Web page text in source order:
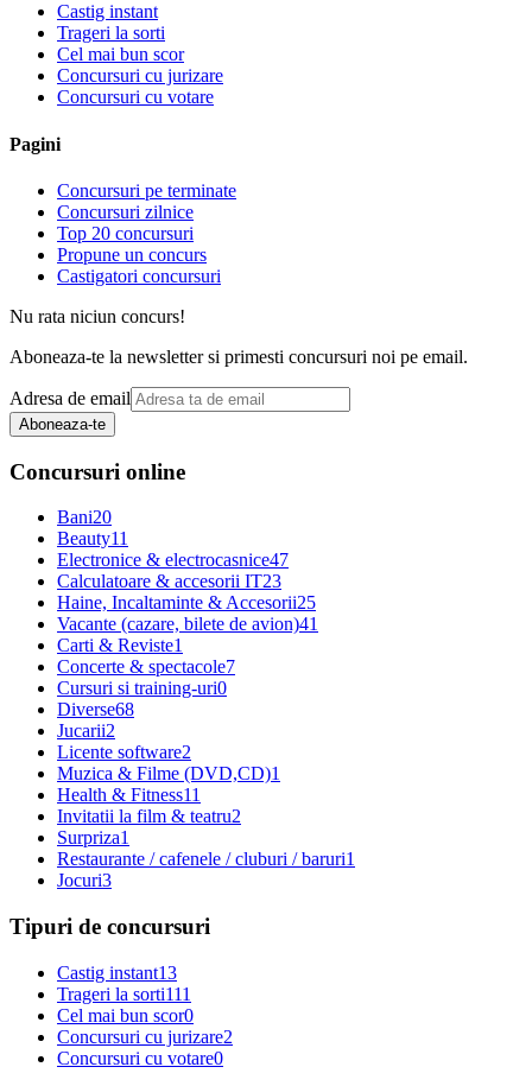
Castig instant
Trageri la sorti
Cel mai bun scor
Concursuri cu jurizare
Concursuri cu votare
Pagini
Concursuri pe terminate
Concursuri zilnice
Top 20 concursuri
Propune un concurs
Castigatori concursuri
Nu rata niciun concurs!
Aboneaza-te la newsletter si primesti concursuri noi pe email.
Adresa de email
Aboneaza-te
Concursuri online
Bani20
Beauty11
Electronice & electrocasnice47
Calculatoare & accesorii IT23
Haine, Incaltaminte & Accesorii25
Vacante (cazare, bilete de avion)41
Carti & Reviste1
Concerte & spectacole7
Cursuri si training-uri0
Diverse68
Jucarii2
Licente software2
Muzica & Filme (DVD,CD)1
Health & Fitness11
Invitatii la film & teatru2
Surpriza1
Restaurante / cafenele / cluburi / baruri1
Jocuri3
Tipuri de concursuri
Castig instant13
Trageri la sorti111
Cel mai bun scor0
Concursuri cu jurizare2
Concursuri cu votare0